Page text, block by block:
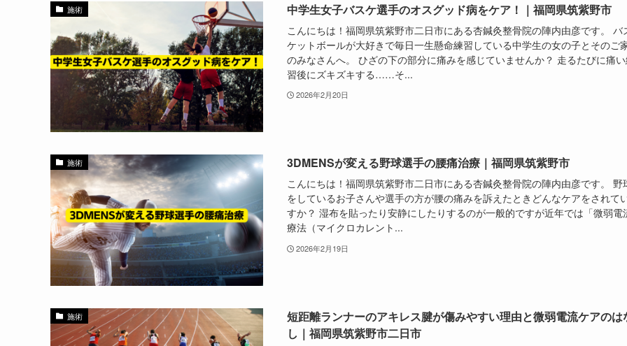
施術 中学生女子バスケ選手のオスグッド病をケア！｜福岡県筑紫野市
こんにちは！福岡県筑紫野市二日市にある杏鍼灸整骨院の陣内由彦です。 バ
ケットボールが大好きで毎日一生懸命練習している中学生の女の子とそのご
のみなさんへ。 ひざの下の部分に痛みを感じていませんか？ 走るたびに痛
習後にズキズキする……そ...
2026年2月20日
施術 3DMENSが変える野球選手の腰痛治療｜福岡県筑紫野市
こんにちは！福岡県筑紫野市二日市にある杏鍼灸整骨院の陣内由彦です。 野
をしているお子さんや選手の方が腰の痛みを訴えたときどんなケアをされて
すか？ 湿布を貼ったり安静にしたりするのが一般的ですが近年では「微弱電
療法（マイクロカレント...
2026年2月19日
施術
短距離ランナーのアキレス腱が傷みやすい理由と微弱電流ケアのは
し｜福岡県筑紫野市二日市